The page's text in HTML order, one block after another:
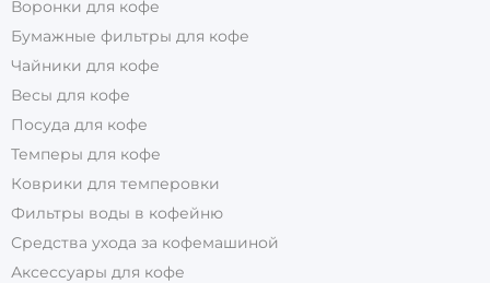
Воронки для кофе
Бумажные фильтры для кофе
Чайники для кофе
Весы для кофе
Посуда для кофе
Темперы для кофе
Коврики для темперовки
Фильтры воды в кофейню
Средства ухода за кофемашиной
Аксессуары для кофе